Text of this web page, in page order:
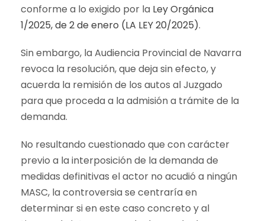
conforme a lo exigido por la Ley Orgánica
1/2025, de 2 de enero (LA LEY 20/2025).
Sin embargo, la Audiencia Provincial de Navarra
revoca la resolución, que deja sin efecto, y
acuerda la remisión de los autos al Juzgado
para que proceda a la admisión a trámite de la
demanda.
No resultando cuestionado que con carácter
previo a la interposición de la demanda de
medidas definitivas el actor no acudió a ningún
MASC, la controversia se centraría en
determinar si en este caso concreto y al